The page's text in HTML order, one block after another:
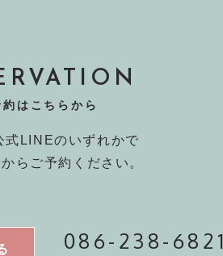
約はこちらから
式LINEのいずれかで
らご予約ください。
086-238-6821